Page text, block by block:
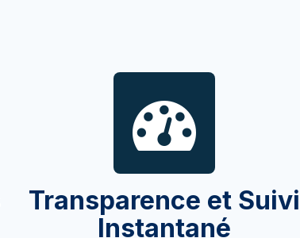
Transparence et Suivi
Instantané